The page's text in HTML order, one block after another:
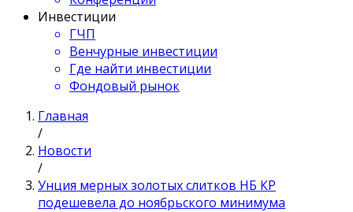
Инвестиции
ГЧП
Венчурные инвестиции
Где найти инвестиции
Фондовый рынок
Главная
/
Новости
/
Унция мерных золотых слитков НБ КР
подешевела до ноябрьского минимума